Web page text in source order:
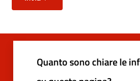
Quanto sono chiare le